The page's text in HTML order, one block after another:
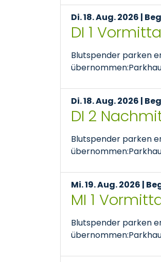
Di. 18. Aug. 2026 |
DI 1
Blutspender parken
Di. 18. Aug. 2026 |
DI 2
Blutspender parken
Mi. 19. Aug. 2026 |
MI 1
Blutspender parken